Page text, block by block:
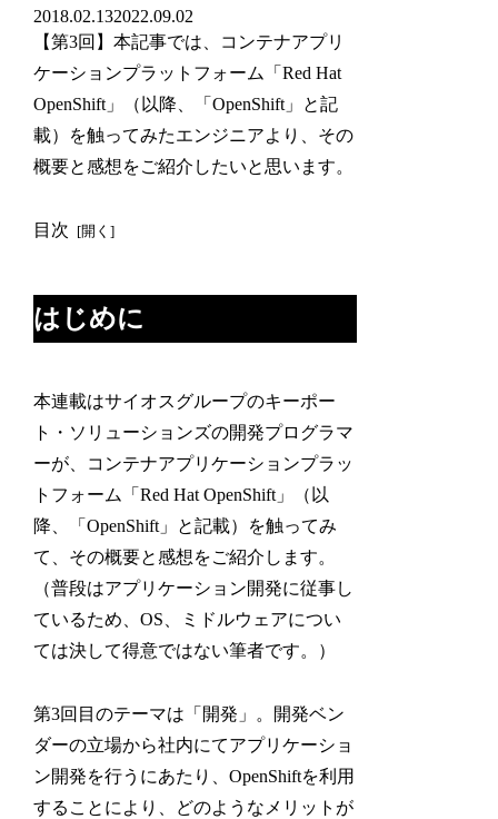
2018.02.132022.09.02
【第3回】本記事では、コンテナアプリ
ケーションプラットフォーム「Red Hat
OpenShift」（以降、「OpenShift」と記
載）を触ってみたエンジニアより、その
概要と感想をご紹介したいと思います。
目次
はじめに
本連載はサイオスグループのキーポー
ト・ソリューションズの開発プログラマ
ーが、コンテナアプリケーションプラッ
トフォーム「Red Hat OpenShift」（以
降、「OpenShift」と記載）を触ってみ
て、その概要と感想をご紹介します。
（普段はアプリケーション開発に従事し
ているため、OS、ミドルウェアについ
ては決して得意ではない筆者です。）
第3回目のテーマは「開発」。開発ベン
ダーの立場から社内にてアプリケーショ
ン開発を行うにあたり、OpenShiftを利用
することにより、どのようなメリットが